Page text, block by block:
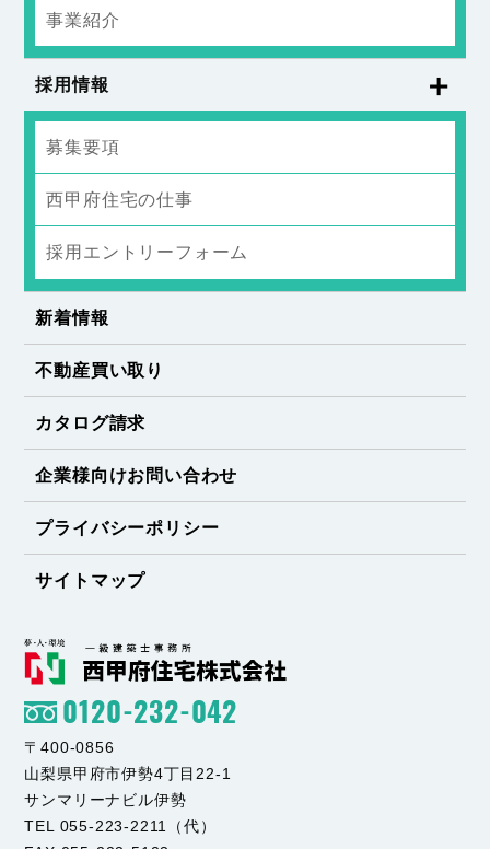
事業紹介
採用情報
募集要項
西甲府住宅の仕事
採用エントリーフォーム
新着情報
不動産買い取り
カタログ請求
企業様向けお問い合わせ
プライバシーポリシー
サイトマップ
0120-232-042
〒400-0856
山梨県甲府市伊勢4丁目22-1
サンマリーナビル伊勢
TEL 055-223-2211（代）